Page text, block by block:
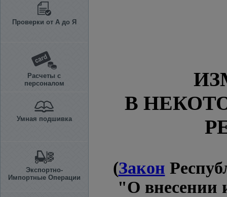
Проверки от А до Я
Расчеты с
персоналом
Умная подшивка
Экспортно-
Импортные Операции
В
(Закон
"О внесении